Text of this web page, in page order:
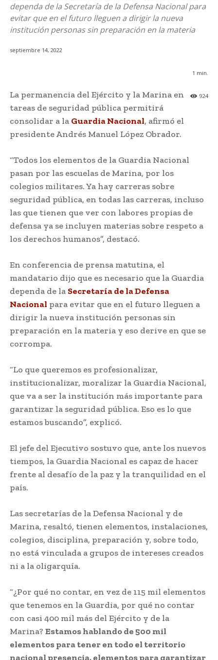
dependa de la Secretaría de la Defensa Nacional para
evitar que en el futuro lleguen a dirigir la nueva
institución personas sin preparación en la materia
septiembre 14, 2022
1 min.
924
La permanencia del Ejército y la Marina en
tareas de seguridad pública permitirá
consolidar a la Guardia Nacional, afirmó el
presidente Andrés Manuel López Obrador.
“Todos los elementos de la Guardia Nacional
pasan por las escuelas de Marina, por los
colegios militares. Ya hay carreras sobre
seguridad pública, en todas las carreras, incluso
las que tienen que ver con labores propias de
defensa ya se incluyen materias sobre respeto a
los derechos humanos”, destacó.
En conferencia de prensa matutina, el
mandatario dijo que es necesario que la Guardia
dependa de la Secretaría de la Defensa
Nacional para evitar que en el futuro lleguen a
dirigir la nueva institución personas sin
preparación en la materia y eso derive en que se
corrompa.
“Lo que queremos es profesionalizar,
institucionalizar, moralizar la Guardia Nacional,
que va a ser la institución más importante para
garantizar la seguridad pública. Eso es lo que
estamos buscando”, explicó.
El jefe del Ejecutivo sostuvo que, ante los nuevos
tiempos, la Guardia Nacional es capaz de hacer
frente al desafío de la paz y la tranquilidad en el
país.
Las secretarías de la Defensa Nacional y de
Marina, resaltó, tienen elementos, instalaciones,
colegios, disciplina, preparación y, sobre todo,
no está vinculada a grupos de intereses creados
ni a la oligarquía.
“¿Por qué no contar, en vez de 115 mil elementos
que tenemos en la Guardia, por qué no contar
con casi 400 mil más del Ejército y de la
Marina? Estamos hablando de 500 mil
elementos para tener en todo el territorio
nacional presencia, elementos para garantizar